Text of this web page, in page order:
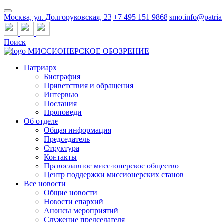
Москва, ул. Долгоруковская, 23 +7 495 151 9868
Поиск
МИССИОНЕРСКОЕ ОБОЗРЕНИЕ
Патриарх
Биография
Приветствия и обращения
Интервью
Послания
Проповеди
Об отделе
Общая информация
Председатель
Структура
Контакты
Православное миссионерское общество
Центр поддержки миссионерских станов
Все новости
Общие новости
Новости епархий
Анонсы мероприятий
Служение председателя